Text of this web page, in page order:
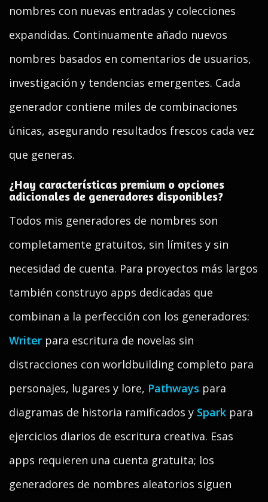
nombres con nuevas entradas y colecciones
expandidas. Continuamente añado nuevos
nombres basados en comentarios de usuarios,
investigación y tendencias emergentes. Cada
generador contiene miles de combinaciones
únicas, asegurando resultados frescos cada vez
que generas.
¿Hay características premium o opciones
adicionales de generadores disponibles?
Todos mis generadores de nombres son
completamente gratuitos, sin límites y sin
necesidad de cuenta. Para proyectos más largos
también construyo apps dedicadas que
combinan a la perfección con los generadores:
Writer para escritura de novelas sin
distracciones con worldbuilding completo para
personajes, lugares y lore, Pathways para
diagramas de historia ramificados y Spark para
ejercicios diarios de escritura creativa. Esas
apps requieren una cuenta gratuita; los
generadores de nombres aleatorios siguen